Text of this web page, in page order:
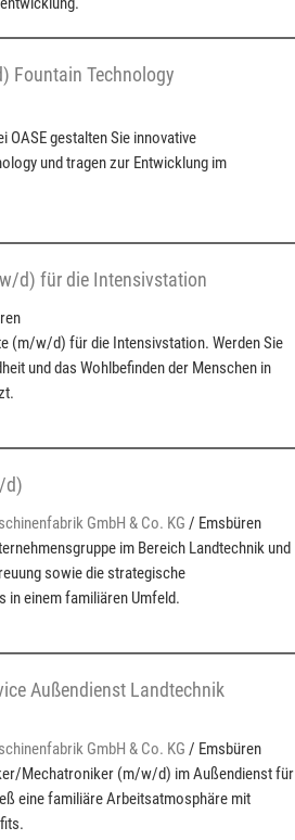
Fountain Technology
gestalten Sie innovative
und tragen zur Entwicklung im
d) für die Intensivstation
(m/w/d) für die Intensivstation. Werden Sie
und das Wohlbefinden der Menschen in
d)
GmbH & Co. KG / Emsbüren
im Bereich Landtechnik und
sowie die strategische
in einem familiären Umfeld.
Außendienst Landtechnik
GmbH & Co. KG / Emsbüren
Mechatroniker (m/w/d) im Außendienst für
eine familiäre Arbeitsatmosphäre mit